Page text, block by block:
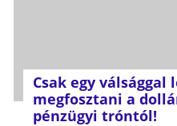
Csak egy válsággal
megfosztani a
pénzügyi tróntól!